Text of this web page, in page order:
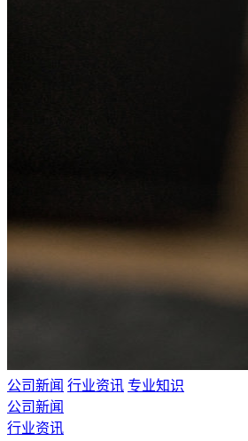
公司新闻 行业资讯 专业知识
公司新闻
行业资讯